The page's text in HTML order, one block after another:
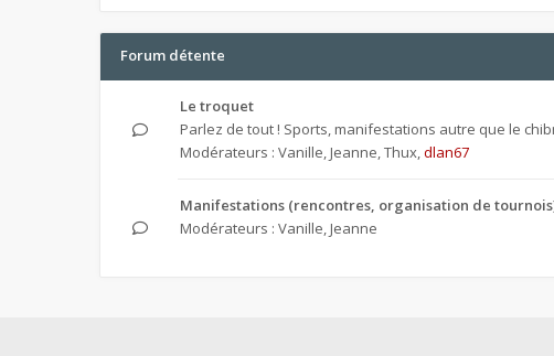
Forum détente
Le troquet
Parlez de tout ! Sports, manifestations autre que le
Modérateurs : Vanille, Jeanne,Thux,dlan67
Manifestations (rencontres, organisation de
Modérateurs : Vanille, Jeanne